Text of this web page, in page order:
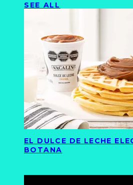
SEE ALL
EL DULCE DE LECHE
BOTANA